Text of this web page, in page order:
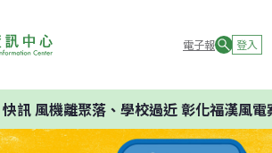
電子報 登入
快訊風機離聚落、學校過近 彰化福漢風電